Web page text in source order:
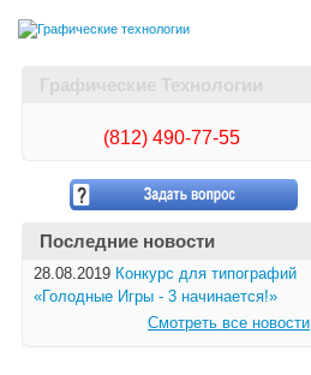
Графические Технологии
(812) 490-77-55
Последние новости
28.08.2019 Конкурс для типографий
«Голодные Игры - 3 начинается!»
Смотреть все новости